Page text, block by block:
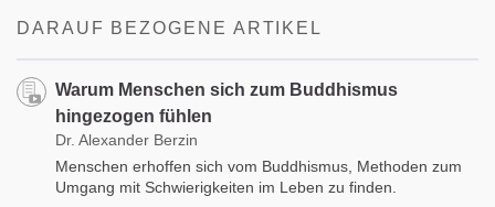
DARAUF BEZOGENE ARTIKEL
Warum Menschen sich zum Buddhismus
hingezogen fühlen
Dr. Alexander Berzin
Menschen erhoffen sich vom Buddhismus, Methoden zum
Umgang mit Schwierigkeiten im Leben zu finden.